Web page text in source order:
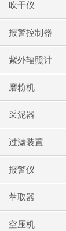
吹干仪
报警控制器
紫外辐照计
磨粉机
采泥器
过滤装置
报警仪
萃取器
空压机